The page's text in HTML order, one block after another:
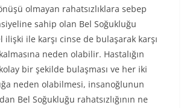
olmayan rahatsızlıklara sebep
sahip olan Bel Soğukluğu
ilişki ile karşı cinse de bulaşarak karşı
neden olabilir. Hastalığın
bir şekilde bulaşması ve her iki
neden olabilmesi, insanoğlunun
Bel Soğukluğu rahatsızlığının ne